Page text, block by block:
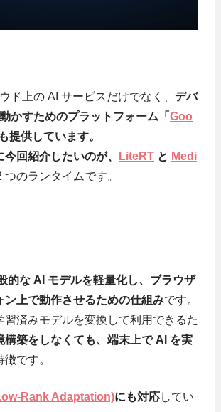
ド上の AI サービスだけでなく、 デバ
かすためのプラットフォーム「 Goo
提供しています。
回紹介したいのが、
LiteRT と Medi
つのランタイムです。
的な AI モデルを軽量化し、ブラウザ
ン上で動作させるための仕組みです。
習済みモデルを変換して利用できるた
構築をしなくても、端末上で AI を実
です。
Rank Adaptation)にも対応してい